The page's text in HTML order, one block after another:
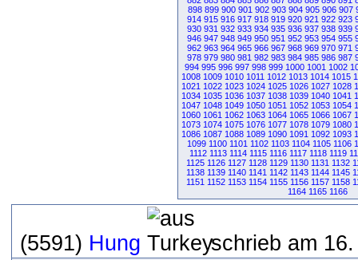
898 899 900 901 902 903 904 905 906 907
914 915 916 917 918 919 920 921 922 923
930 931 932 933 934 935 936 937 938 939
946 947 948 949 950 951 952 953 954 955
962 963 964 965 966 967 968 969 970 971
978 979 980 981 982 983 984 985 986 987
994 995 996 997 998 999 1000 1001 1002
1008 1009 1010 1011 1012 1013 1014 1015
1021 1022 1023 1024 1025 1026 1027 1028
1034 1035 1036 1037 1038 1039 1040 1041
1047 1048 1049 1050 1051 1052 1053 1054
1060 1061 1062 1063 1064 1065 1066 1067
1073 1074 1075 1076 1077 1078 1079 1080
1086 1087 1088 1089 1090 1091 1092 1093
1099 1100 1101 1102 1103 1104 1105 1106
1112 1113 1114 1115 1116 1117 1118 1119
1125 1126 1127 1128 1129 1130 1131 1132
1138 1139 1140 1141 1142 1143 1144 1145
1151 1152 1153 1154 1155 1156 1157 1158
1164 1165 1166
(5591) Hung
schrieb am